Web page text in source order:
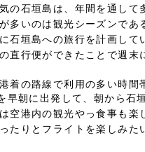
の石垣島は、年間を通して
多いのは観光シーズンで
石垣島への旅行を計画し
直行便ができたことで週
着の路線で利用の多い時間
早朝に出発して、朝から石
空港内の観光やっ食事も
たりとフライトを楽しみ